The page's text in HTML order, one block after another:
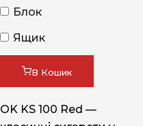
Блок
Ящик
В Кошик
OK KS 100 Red —